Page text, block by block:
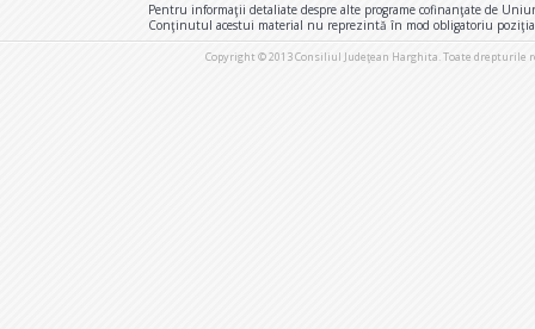
Pentru informaţii detaliate despre alte programe cofinanţate de
Conţinutul acestui material nu reprezintă în mod obligatoriu
Copyright © 2013 Consiliul Judeţean Harghita. Toate drepturile